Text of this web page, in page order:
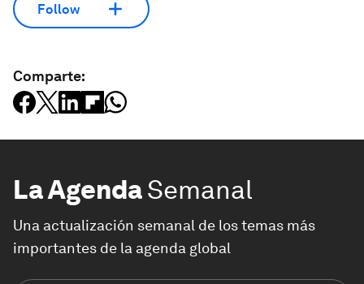
Follow
Comparte:
La AgendaSemanal
Una actualización semanal de los temas más
importantes de la agenda global